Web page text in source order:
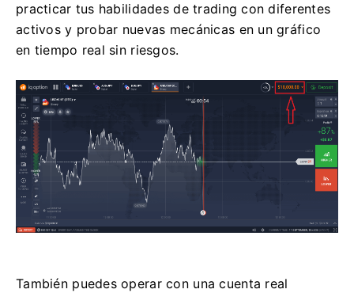
practicar tus habilidades de trading con diferentes
activos y probar nuevas mecánicas en un gráfico
en tiempo real sin riesgos.
También puedes operar con una cuenta real